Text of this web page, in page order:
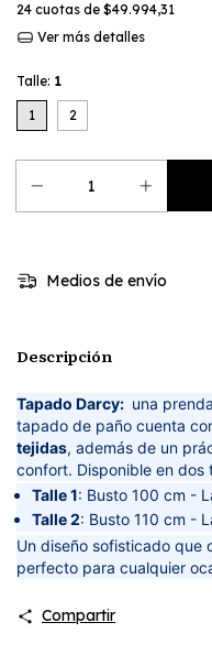
24 cuotas de $49.994,31
Ver más detalles
Talle: 1
1 2
Medios de envío
Descripción
Tapado Darcy: una
tapado de paño cuenta
tejidas, además de un
confort. Disponible en dos
Talle 1: Busto 100 cm -
Talle 2: Busto 110 cm -
Un diseño sofisticado que
perfecto para cualquier
Compartir